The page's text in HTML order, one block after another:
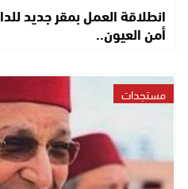
انطلاقة العمل بمقر جديد
أمن العيون..
مستجدات